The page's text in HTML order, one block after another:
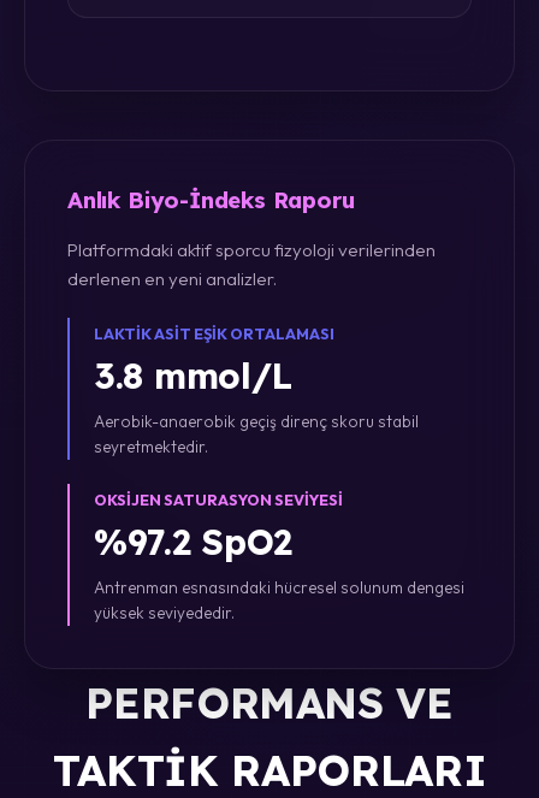
Anlık Biyo-İndeks Raporu
Platformdaki aktif sporcu fizyoloji verilerinden
derlenen en yeni analizler.
LAKTIK ASIT EŞIK ORTALAMASI
3.8 mmol/L
Aerobik-anaerobik geçiş direnç skoru stabil
seyretmektedir.
OKSIJEN SATURASYON SEVIYESI
%97.2 SpO2
Antrenman esnasındaki hücresel solunum dengesi
yüksek seviyededir.
PERFORMANS VE
TAKTIK RAPORLARI